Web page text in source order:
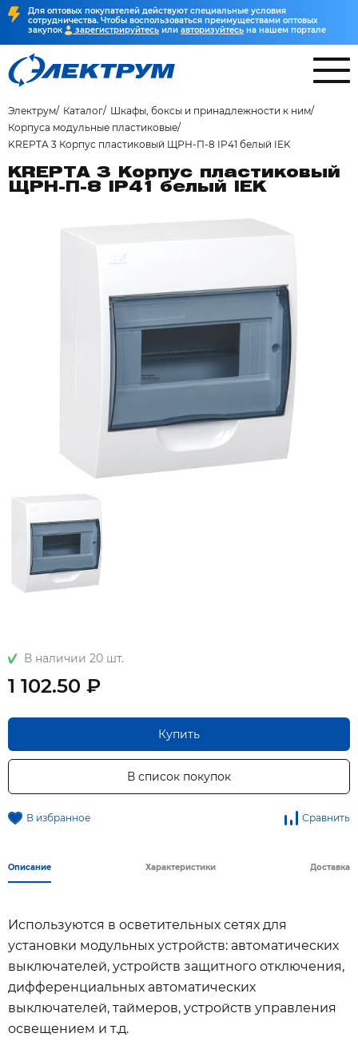
Для оптовых покупателей действуют специальные условия
сотрудничества. Чтобы воспользоваться преимуществами оптовых
закупок
зарегистрируйтесь или авторизуйтесь на нашем портале
Электрум Каталог
Шкафы, боксы и принадлежности к ним
Корпуса модульные пластиковые
KREPTA 3 Корпус пластиковый ЩРН-П-8 IP41 белый IEK
KREPTA 3 Корпус пластиковый
ЩРН-П-8 IP41 белый IEK
В наличии 20 шт.
1 102.50 ₽
Купить
В список покупок
В избранное Сравнить
Описание Характеристики Доставка
Используются в осветительных сетях для
установки модульных устройств: автоматических
выключателей, устройств защитного отключения,
дифференциальных автоматических
выключателей, таймеров, устройств управления
освещением и т.д.